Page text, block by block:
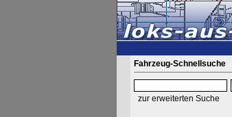
Fahrzeug-Schnellsuche
zur erweiterten Suche